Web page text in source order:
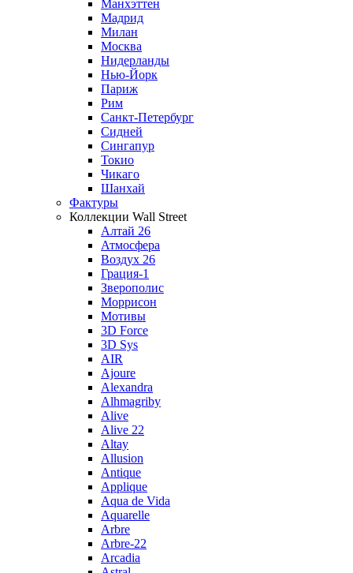
Манхэттен
Мадрид
Милан
Москва
Нидерланды
Нью-Йорк
Париж
Рим
Санкт-Петербург
Сидней
Сингапур
Токио
Чикаго
Шанхай
Фактуры
Коллекции Wall Street
Алтай 26
Атмосфера
Воздух 26
Грация-1
Зверополис
Моррисон
Мотивы
3D Force
3D Sys
AIR
Ajoure
Alexandra
Alhmagriby
Alive
Alive 22
Altay
Allusion
Antique
Applique
Aqua de Vida
Aquarelle
Arbre
Arbre-22
Arcadia